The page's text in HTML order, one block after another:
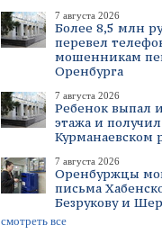
7 августа 2026
Более 8,5 млн
перевел
мошенникам
Оренбурга
7 августа 2026
Ребенок выпал
этажа и
Курманаевском
7 августа 2026
Оренбуржцы
письма
Безрукову и
смотреть все